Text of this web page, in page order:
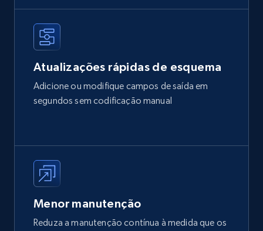
Atualizações rápidas de esquema
Adicione ou modifique campos de saída em
segundos sem codificação manual
Menor manutenção
Reduza a manutenção contínua à medida que os